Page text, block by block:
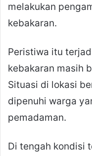
melakukan
kebakaran.
Peristiwa itu
kebakaran masih
Situasi di lokasi
dipenuhi warga
pemadaman.
Di tengah kondisi